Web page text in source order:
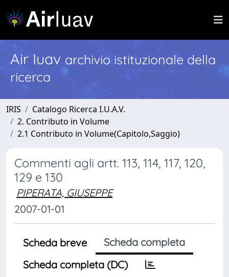
Air Iuav archivio istituzionale della
ricerca
IRIS
Catalogo Ricerca I.U.A.V.
2. Contributo in Volume
2.1 Contributo in Volume(Capitolo,Saggio)
Commenti agli artt. 113, 114, 117, 120,
129 e 130
PIPERATA, GIUSEPPE
2007-01-01
Scheda breve
Scheda completa
Scheda completa (DC)